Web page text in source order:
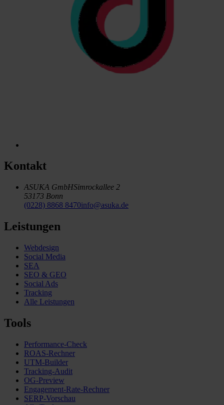
Kontakt
ASUKA GmbHSimrockallee 2
53173 Bonn
(0228) 8868 8470info@asuka.de
Leistungen
Webdesign
Social Media
SEA
SEO & GEO
Social Ads
Tracking
Alle Leistungen
Tools
Performance-Check
ROAS-Rechner
UTM-Builder
Tracking-Audit
OG-Preview
Engagement-Rate-Rechner
SERP-Vorschau